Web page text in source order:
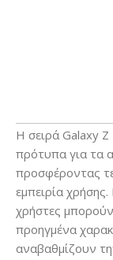
Η σειρά Galaxy Z
πρότυπα για τα
προσφέροντας
εμπειρία
χρήστες
προηγμένα
αναβαθμίζουν